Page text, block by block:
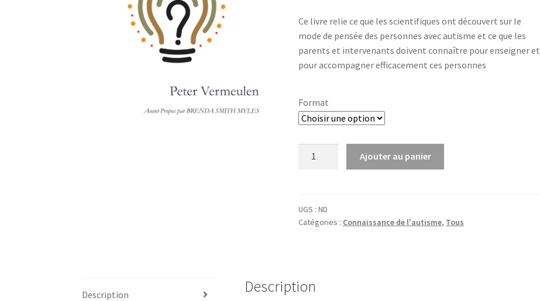
Ce livre relie ce que les scientifiques ont découvert sur le
mode de pensée des personnes avec autisme et ce que les
parents et intervenants doivent connaître pour enseigner et
pour accompagner efficacement ces personnes
Format
autistique
:
P.
Ajouter au panier
UGS :ND
Catégories : Connaissance de l'autisme, Tous
Description Description